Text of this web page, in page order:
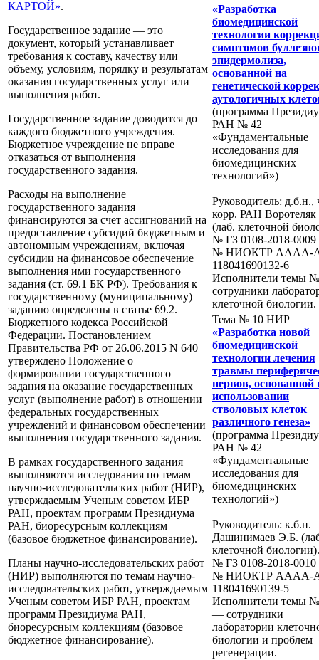
КАРТОЙ».
Государственное задание — это
документ, который устанавливает
требования к составу, качеству или
объему, условиям, порядку и результатам
оказания государственных услуг или
выполнения работ.
Государственное задание доводится до
каждого бюджетного учреждения.
Бюджетное учреждение не вправе
отказаться от выполнения
государственного задания.
Расходы на выполнение
государственного задания
финансируются за счет ассигнований на
предоставление субсидий бюджетным и
автономным учреждениям, включая
субсидии на финансовое обеспечение
выполнения ими государственного
задания (ст. 69.1 БК РФ). Требования к
государственному (муниципальному)
заданию определены в статье 69.2.
Бюджетного кодекса Российской
Федерации. Постановлением
Правительства РФ от 26.06.2015 N 640
утверждено Положение о
формировании государственного
задания на оказание государственных
услуг (выполнение работ) в отношении
федеральных государственных
учреждений и финансовом обеспечении
выполнения государственного задания.
В рамках государственного задания
выполняются исследования по темам
научно-исследовательских работ (НИР),
утверждаемым Ученым советом ИБР
РАН, проектам программ Президиума
РАН, биоресурсным коллекциям
(базовое бюджетное финансирование).
Планы научно-исследовательских работ
(НИР) выполняются по темам научно-
исследовательских работ, утверждаемым
Ученым советом ИБР РАН, проектам
программ Президиума РАН,
биоресурсным коллекциям (базовое
бюджетное финансирование).
«Разработка
биомедицинской
технологии
симптомов
эпидермолиза,
основанной на
генетической
аутологичных
(программа
РАН № 42
«Фундаментальные
исследования для
биомедицинских
технологий»)
Руководитель: д.б.н.,
корр. РАН
(лаб. клеточной
№ ГЗ 0108-2018-0009
№ НИОКТР AAAA-
118041690132-6
Исполнители темы
сотрудники
клеточной биологии.
Тема № 10 НИР
«Разработка новой
биомедицинской
технологии лечения
травмы
нервов, основанной
использовании
стволовых клеток
различного генеза»
(программа
РАН № 42
«Фундаментальные
исследования для
биомедицинских
технологий»)
Руководитель: к.б.н.
Дашинимаев Э.Б.
клеточной биологии).
№ ГЗ 0108-2018-0010
№ НИОКТР AAAA-
118041690139-5
Исполнители темы
— сотрудники
лаборатории
биологии и проблем
регенерации.